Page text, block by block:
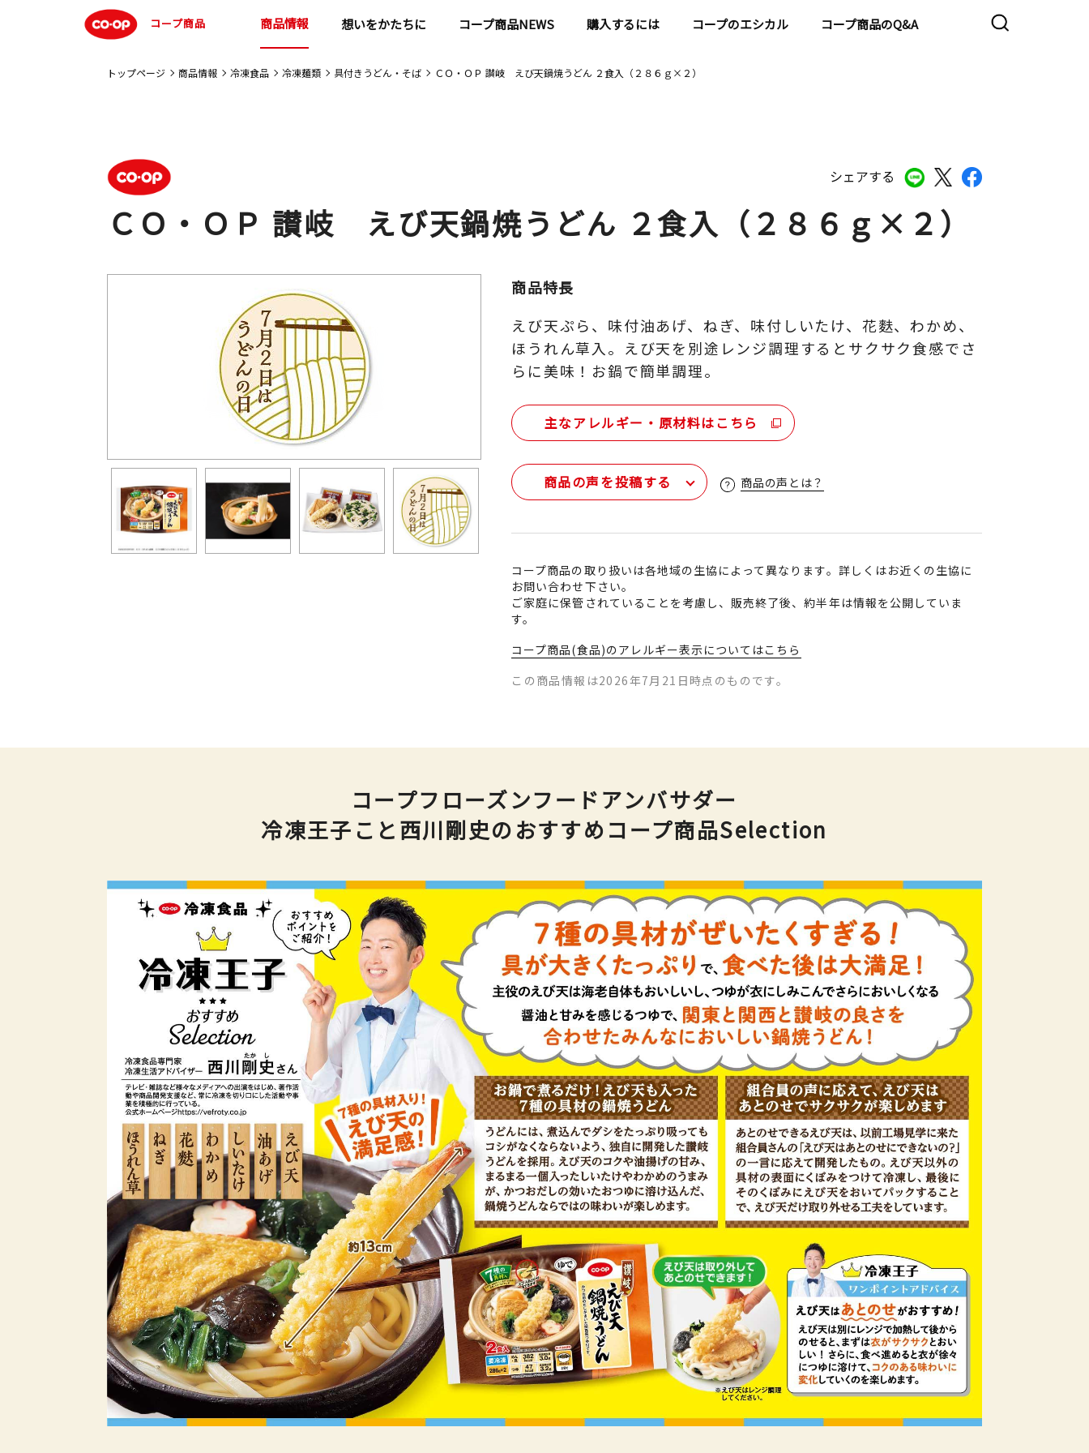
コープ商品 商品情報 想いをかたちに コープ商品NEWS 購入するには コープのエシカル コープ商品のQ&A
トップページ 商品情報 冷凍食品 冷凍麺類 具付きうどん・そば ＣＯ・ＯＰ 讃岐 えび天鍋焼うどん ２食入（２８６ｇ×２）
シェアする
ＣＯ・ＯＰ 讃岐 えび天鍋焼うどん ２食入（２８６ｇ×２）
商品特長
えび天ぷら、味付油あげ、ねぎ、味付しいたけ、花麩、わかめ、
ほうれん草入。えび天を別途レンジ調理するとサクサク食感でさ
らに美味！お鍋で簡単調理。
主なアレルギー・原材料はこちら
商品の声を投稿する 商品の声とは？
コープ商品の取り扱いは各地域の生協によって異なります。詳しくはお近くの生協に
お問い合わせ下さい。
ご家庭に保管されていることを考慮し、販売終了後、約半年は情報を公開していま
す。
コープ商品(食品)のアレルギー表示についてはこちら
この商品情報は2026年7月21日時点のものです。
コープフローズンフードアンバサダー
冷凍王子こと西川剛史のおすすめコープ商品Selection